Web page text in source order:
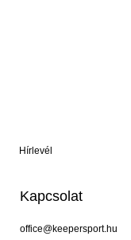
Hírlevél
Kapcsolat
office@keepersport.hu